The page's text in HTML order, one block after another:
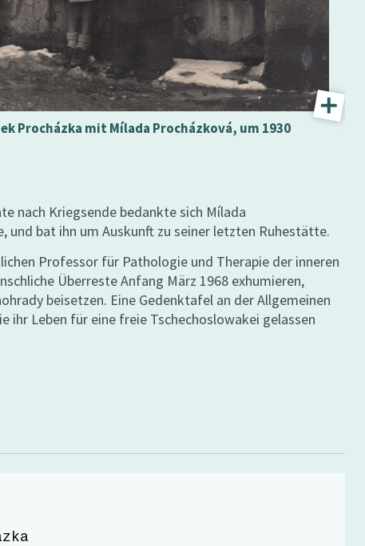
Procházka mit Mílada Procházková, um 1930
nach Kriegsende bedankte sich Mílada
und bat ihn um Auskunft zu seiner letzten Ruhestätte.
Professor für Pathologie und Therapie der inneren
Überreste Anfang März 1968 exhumieren,
beisetzen. Eine Gedenktafel an der Allgemeinen
ihr Leben für eine freie Tschechoslowakei gelassen